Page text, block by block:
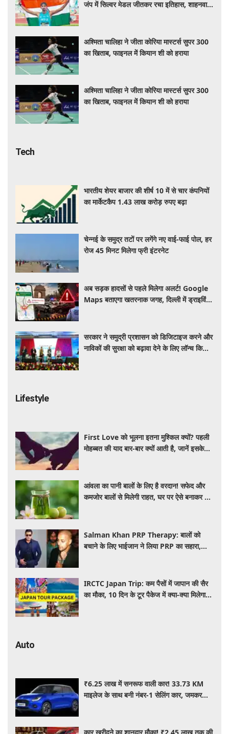
जंप में सिल्वर मेडल जीतकर रचा इतिहास, शाहनवाज
अश्मिता चालिहा ने जीता कोरिया मास्टर्स सुपर 300
का खिताब, फाइनल में कियान शी को हराया
अश्मिता चालिहा ने जीता कोरिया मास्टर्स सुपर 300
का खिताब, फाइनल में कियान शी को हराया
Tech
भारतीय शेयर बाजार की शीर्ष 10 में से चार कंपनियों
का मार्केटकैप 1.43 लाख करोड़ रुपए बढ़ा
चेन्नई के समुद्र तटों पर लगेंगे नए वाई-फाई पोल, हर
रोज 45 मिनट मिलेगा फ्री इंटरनेट
अब सड़क हादसों से पहले मिलेगा अलर्ट! Google
Maps बताएगा खतरनाक जगह, दिल्ली में ड्राइविंग
सरकार ने समुद्री प्रशासन को डिजिटाइज करने और
नाविकों की सुरक्षा को बढ़ावा देने के लिए लॉन्च किया
Lifestyle
First Love को भूलना इतना मुश्किल क्यों? पहली
मोहब्बत की याद बार-बार क्यों आती है, जानें इसके
आंवला का पानी बालों के लिए है वरदान! सफेद और
कमजोर बालों से मिलेगी राहत, घर पर ऐसे बनाकर करें
Salman Khan PRP Therapy: बालों को
बचाने के लिए भाईजान ने लिया PRP का सहारा,
IRCTC Japan Trip: कम पैसों में जापान की सैर
का मौका, 10 दिन के टूर पैकेज में क्या-क्या मिलेगा?
Auto
₹6.25 लाख में सनरूफ वाली कार! 33.73 KM
माइलेज के साथ बनी नंबर-1 सेलिंग कार, जमकर